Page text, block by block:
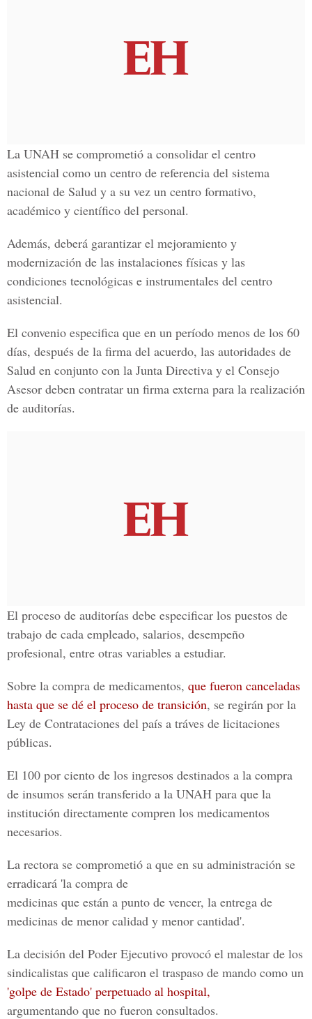
La UNAH se comprometió a consolidar el centro
asistencial como un centro de referencia del sistema
nacional de Salud y a su vez un centro formativo,
académico y científico del personal.
Además, deberá garantizar el mejoramiento y
modernización de las instalaciones físicas y las
condiciones tecnológicas e instrumentales del centro
asistencial.
El convenio especifica que en un período menos de los 60
días, después de la firma del acuerdo, las autoridades de
Salud en conjunto con la Junta Directiva y el Consejo
Asesor deben contratar un firma externa para la realización
de auditorías.
El proceso de auditorías debe especificar los puestos de
trabajo de cada empleado, salarios, desempeño
profesional, entre otras variables a estudiar.
Sobre la compra de medicamentos, que fueron canceladas
hasta que se dé el proceso de transición, se regirán por la
Ley de Contrataciones del país a tráves de licitaciones
públicas.
El 100 por ciento de los ingresos destinados a la compra
de insumos serán transferido a la UNAH para que la
institución directamente compren los medicamentos
necesarios.
La rectora se comprometió a que en su administración se
erradicará 'la compra de
medicinas que están a punto de vencer, la entrega de
medicinas de menor calidad y menor cantidad'.
La decisión del Poder Ejecutivo provocó el malestar de los
sindicalistas que calificaron el traspaso de mando como un
'golpe de Estado' perpetuado al hospital,
argumentando que no fueron consultados.